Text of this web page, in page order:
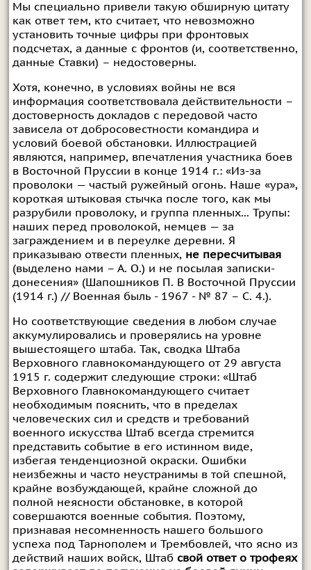
Мы специально привели такую обширную цитату
как ответ тем, кто считает, что невозможно
установить точные цифры при фронтовых
подсчетах, а данные с фронтов (и, соответственно,
данные Ставки) – недостоверны.
Хотя, конечно, в условиях войны не вся
информация соответствовала действительности –
достоверность докладов с передовой часто
зависела от добросовестности командира и
условий боевой обстановки. Иллюстрацией
являются, например, впечатления участника боев
в Восточной Пруссии в конце 1914 г.: «Из-за
проволоки — частый ружейный огонь. Наше «ура»,
короткая штыковая стычка после того, как мы
разрубили проволоку, и группа пленных... Трупы:
наших перед проволокой, немцев — за
заграждением и в переулке деревни. Я
приказываю отвести пленных, не пересчитывая
(выделено нами – А. О.) и не посылая записки-
донесения» (Шапошников П. В Восточной Пруссии
(1914 г.) // Военная быль - 1967 - № 87 – С. 4.).
Но соответствующие сведения в любом случае
аккумулировались и проверялись на уровне
вышестоящего штаба. Так, сводка Штаба
Верховного главнокомандующего от 29 августа
1915 г. содержит следующие строки: «Штаб
Верховного Главнокомандующего считает
необходимым пояснить, что в пределах
человеческих сил и средств и требований
военного искусства Штаб всегда стремится
представить событие в его истинном виде,
избегая тенденциозной окраски. Ошибки
неизбежны и часто неустранимы в той спешной,
крайне возбуждающей, крайне сложной до
полной неясности обстановке, в которой
совершаются военные события. Поэтому,
признавая несомненность нашего большого
успеха под Тарнополем и Трембовлей, что ясно из
действий наших войск, Штаб свой ответ о трофеях